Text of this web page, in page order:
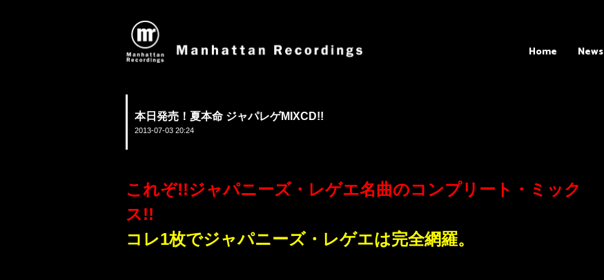
Home News
本日発売！夏本命 ジャパレゲMIXCD!!
2013-07-03 20:24
これぞ!!ジャパニーズ・レゲエ名曲のコンプリート・ミック
ス!!
コレ1枚でジャパニーズ・レゲエは完全網羅。